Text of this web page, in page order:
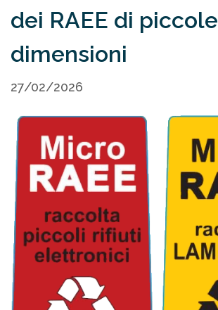
dei RAEE di piccole
dimensioni
27/02/2026